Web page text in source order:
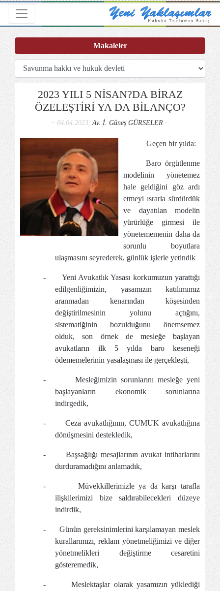
Toggle navigation
2023 YILI 5 NİSAN?DA BİRAZ
ÖZELEŞTİRİ YA DA BİLANÇO?
~ 04.04.2023,Av. İ. Güneş GÜRSELER ~
Geçen bir yılda:
-
Baro örgütlenme
modelinin yönetemez
hale geldiğini göz ardı
etmeyi ısrarla sürdürdük
ve dayatılan modelin
yürürlüğe girmesi ile
yönetememenin daha da
sorunlu boyutlara
ulaşmasını seyrederek, günlük işlerle yetindik
-
Yeni Avukatlık Yasası korkumuzun yarattığı
edilgenliğimizin, yasamızın katılımımız
aranmadan kenarından köşesinden
değiştirilmesinin yolunu açtığını,
sistematiğinin bozulduğunu önemsemez
olduk, son örnek demesleğe başlayan
avukatların ilk 5 yılda baro keseneği
ödememelerinin yasalaşması ile gerçekleşti,
-
Mesleğimizin sorunlarını mesleğe yeni
başlayanların ekonomik sorunlarına
indirgedik,
-
Ceza avukatlığının, CUMUK avukatlığına
dönüşmesini destekledik,
-
Başsağlığı mesajlarının avukat intiharlarını
durduramadığını anlamadık,
-
Müvekkillerimizle ya da karşı tarafla
ilişkilerimizi bize saldırabilecekleri düzeye
indirdik,
-
Günün gereksinimlerini karşılamayan meslek
kurallarımızı, reklam yönetmeliğimizi ve diğer
yönetmelikleri değiştirme cesaretini
gösteremedik,
-
Meslektaşlar olarak yasamızın yüklediği
Makaleler